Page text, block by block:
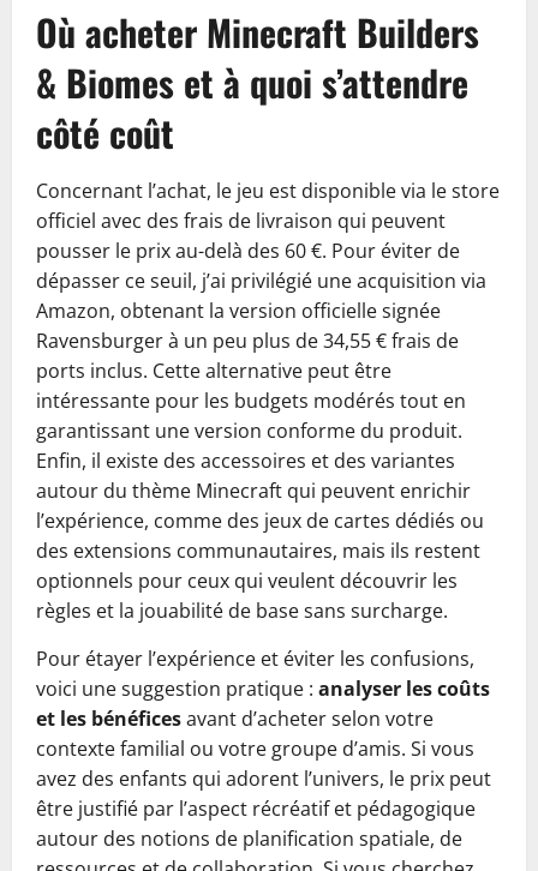
Où acheter Minecraft Builders
& Biomes et à quoi s’attendre
côté coût
Concernant l’achat, le jeu est disponible via le store
officiel avec des frais de livraison qui peuvent
pousser le prix au-delà des 60 €. Pour éviter de
dépasser ce seuil, j’ai privilégié une acquisition via
Amazon, obtenant la version officielle signée
Ravensburger à un peu plus de 34,55 € frais de
ports inclus. Cette alternative peut être
intéressante pour les budgets modérés tout en
garantissant une version conforme du produit.
Enfin, il existe des accessoires et des variantes
autour du thème Minecraft qui peuvent enrichir
l’expérience, comme des jeux de cartes dédiés ou
des extensions communautaires, mais ils restent
optionnels pour ceux qui veulent découvrir les
règles et la jouabilité de base sans surcharge.
Pour étayer l’expérience et éviter les confusions,
voici une suggestion pratique : analyser les coûts
et les bénéficesavant d’acheter selon votre
contexte familial ou votre groupe d’amis. Si vous
avez des enfants qui adorent l’univers, le prix peut
être justifié par l’aspect récréatif et pédagogique
autour des notions de planification spatiale, de